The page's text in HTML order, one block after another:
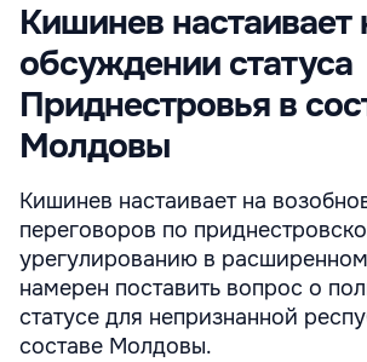
Кишинев настаивает
обсуждении статуса
Приднестровья в
Молдовы
Кишинев настаивает на
переговоров по
урегулированию в
намерен поставить вопрос о
статусе для непризнанной
составе Молдовы.